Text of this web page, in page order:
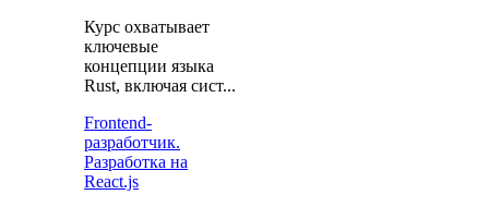
Курс охватывает
ключевые
концепции языка
Rust, включая сист...
Frontend-
разработчик.
Разработка на
React.js